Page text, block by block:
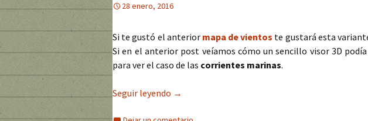
28 enero, 2016
Si te gustó el anterior mapa de vientos te gustará esta
Si en el anterior post veíamos cómo un sencillo visor 3D
para ver el caso de las corrientes marinas.
Seguir leyendo Mapa de corrientes marinas
→